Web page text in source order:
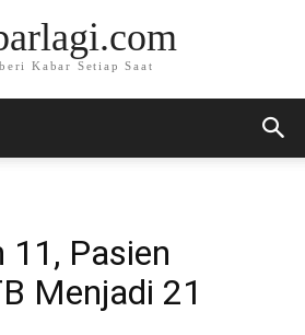
Kabar Setiap Saat
11, Pasien
Menjadi 21